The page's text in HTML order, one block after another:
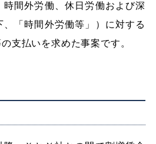
間外労働、休日労働および深
「時間外労働等」）に対する
支払いを求めた事案です。